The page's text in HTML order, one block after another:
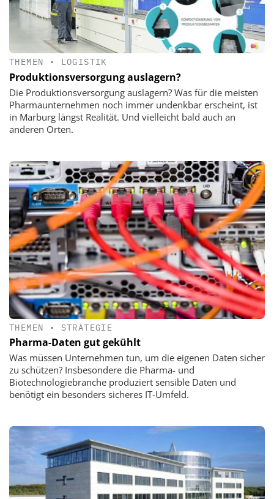
THEMEN • LOGISTIK
Produktionsversorgung auslagern?
Die Produktionsversorgung auslagern? Was für die meisten
Pharmaunternehmen noch immer undenkbar erscheint, ist
in Marburg längst Realität. Und vielleicht bald auch an
anderen Orten.
THEMEN • STRATEGIE
Pharma-Daten gut gekühlt
Was müssen Unternehmen tun, um die eigenen Daten sicher
zu schützen? Insbesondere die Pharma- und
Biotechnologiebranche produziert sensible Daten und
benötigt ein besonders sicheres IT-Umfeld.